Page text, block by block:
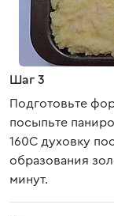
Шаг 3
Подготовьте
посыпьте
160С духовку
образования
минут.